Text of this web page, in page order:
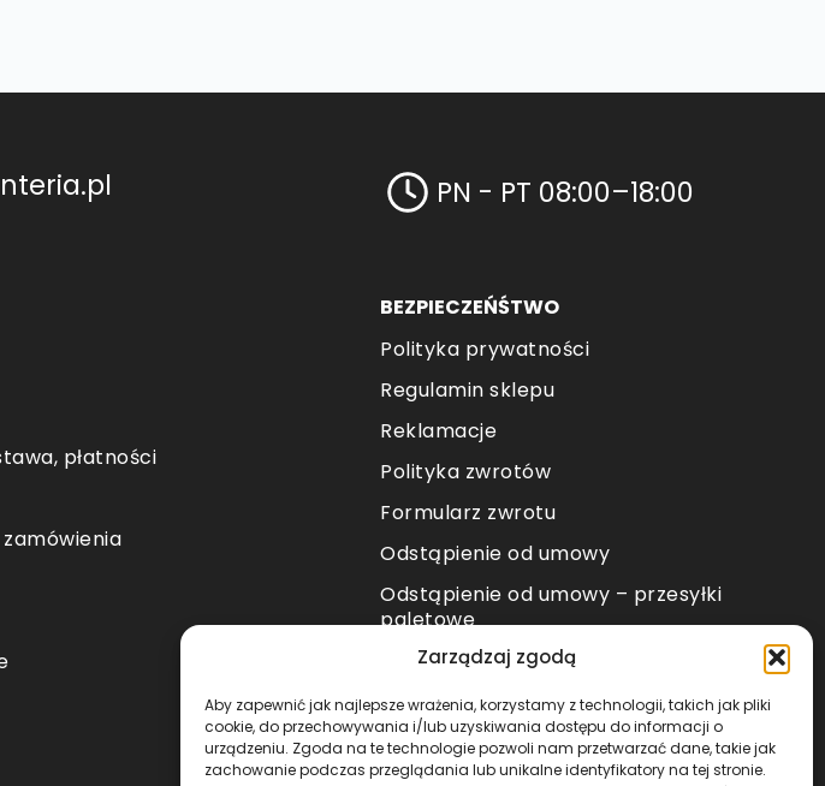
Zarządzaj zgodą
Aby zapewnić jak najlepsze wrażenia, korzystamy z technologii, takich jak pliki
cookie, do przechowywania i/lub uzyskiwania dostępu do informacji o
urządzeniu. Zgoda na te technologie pozwoli nam przetwarzać dane, takie jak
zachowanie podczas przeglądania lub unikalne identyfikatory na tej stronie.
płatności
PN - PT 08:00–18:00
BEZPIECZEŃŚTWO
Polityka prywatności
Regulamin sklepu
Reklamacje
Polityka zwrotów
Formularz zwrotu
Odstąpienie od umowy
Odstąpienie od umowy – przesyłki
paletowe
METODY PŁATNOŚCI